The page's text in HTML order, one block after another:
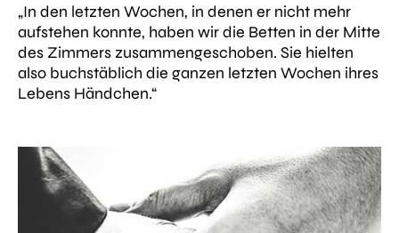
„In den letzten Wochen, in denen er nicht mehr
aufstehen konnte, haben wir die Betten in der Mitte
des Zimmers zusammengeschoben. Sie hielten
also buchstäblich die ganzen letzten Wochen ihres
Lebens Händchen.“